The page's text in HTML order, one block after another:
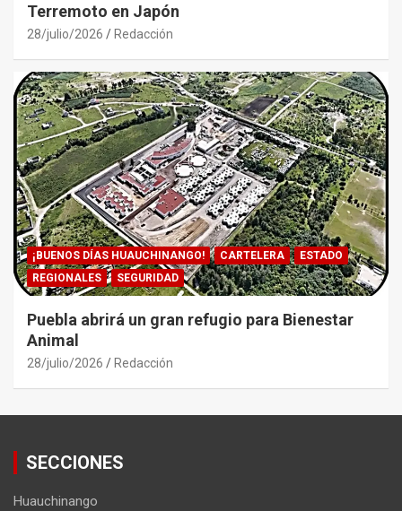
Terremoto en Japón
28/julio/2026 Redacción
¡BUENOS DÍAS HUAUCHINANGO! CARTELERA
ESTADO
REGIONALES
SEGURIDAD
Puebla abrirá un gran refugio para Bienestar
Animal
28/julio/2026 Redacción
SECCIONES
Huauchinango